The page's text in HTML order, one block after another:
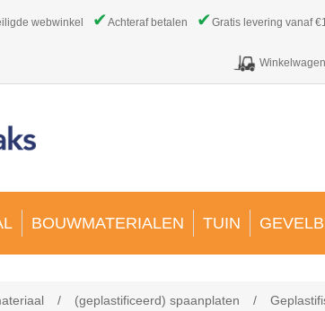
webwinkel ✔Achteraf betalen ✔Gratis levering vanaf
Winkelwagen
BOUWMATERIALEN TUIN
/ (geplastificeerd) spaanplaten /